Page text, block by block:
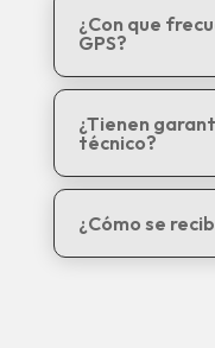
¿Con que
GPS?
¿Tienen
técnico?
¿Cómo se